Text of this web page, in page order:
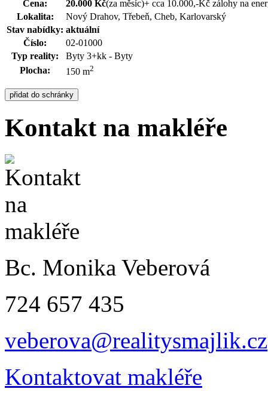
Cena: 20.000 Kč(za měsíc)+ cca 10.000,-Kč zálohy na
Lokalita:
Nový Drahov, Třebeň, Cheb, Karlovarský
Stav nabídky: aktuální
Číslo:
02-01000
Typ reality:
Byty 3+kk - Byty
Plocha:
150 m2
Kontakt na makléře
Bc. Monika Veberová
724 657 435
veberova@realitysmajlik.cz
Kontaktovat makléře